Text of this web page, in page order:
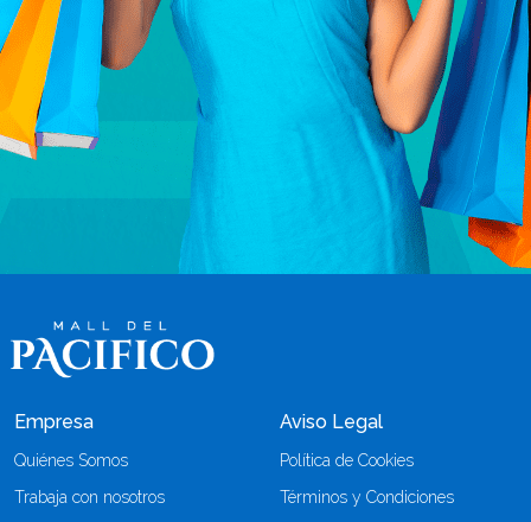
Empresa
Quiénes Somos
Trabaja con nosotros
Aviso Legal
Política de Cookies
Términos y Condiciones